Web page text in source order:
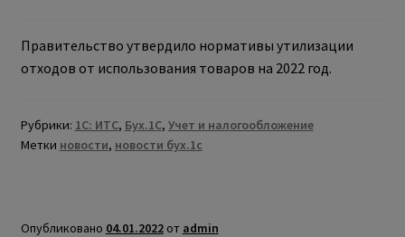
Правительство утвердило нормативы утилизации
отходов от использования товаров на 2022 год.
Рубрики: 1С: ИТС, Бух.1С, Учет и налогообложение
Метки новости, новости бух.1с
Опубликовано 04.01.2022 от admin